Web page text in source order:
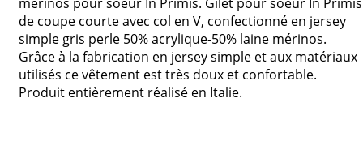
de coupe courte avec col en V, confectionné en jersey
simple gris perle 50% acrylique-50% laine mérinos.
Grâce à la fabrication en jersey simple et aux matériaux
utilisés ce vêtement est très doux et confortable.
Produit entièrement réalisé en Italie.